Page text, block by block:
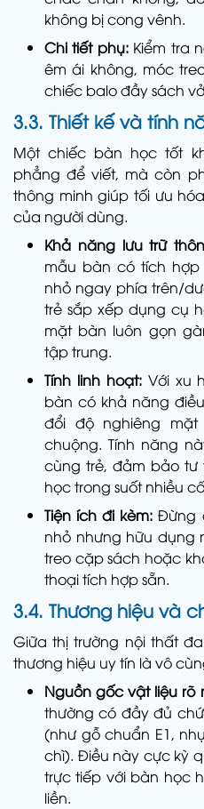
không bị cong vênh.
Chi tiết phụ: Kiểm tra
êm ái không, móc
chiếc balo đầy sách
3.3. Thiết kế và tính
Một chiếc bàn học tốt
phẳng để viết, mà còn
thông minh giúp tối ưu
của người dùng.
Khả năng lưu trữ
mẫu bàn có tích
nhỏ ngay phía trên/
trẻ sắp xếp dụng cụ
mặt bàn luôn gọn
tập trung.
Tính linh hoạt: Với xu
bàn có khả năng
đổi độ nghiêng
chuộng. Tính năng
cùng trẻ, đảm bảo
học trong suốt nhiều
Tiện ích đi kèm:Đừng
nhỏ nhưng hữu dụng
treo cặp sách hoặc
thoại tích hợp sẵn.
3.4. Thương hiệu và
Giữa thị trường nội thất
thương hiệu uy tín là vô
Nguồn gốc vật liệu rõ
thường có đầy đủ
(như gỗ chuẩn E1,
chì). Điều này cực kỳ
trực tiếp với bàn học
liền.